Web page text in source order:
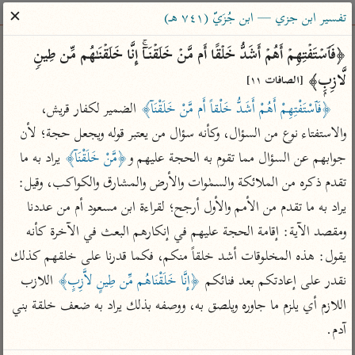
ساهم معنا في نشر القرآن والعلم الشرعي
الباحث القرآني
بحث تفسير علوم
Type 2 or more characters for results.
Type 1 or more
characters for results.
أمّهات
تفسير الطبري
تفسير ابن كثير
تفسير القرطبي
تفسير البغوي
عامّة
فتح البيان للقنوجي
فتح القدير للشوكاني
تفسير ابن جزي
معاصرة
الميسر
المختصر في
التفسير
تفسير السعدي
تفسير ابن جزي — ابن جُزَيّ (٧٤١ هـ)
✕
لَّازِبِۭ﴾ [الصافات ١١]
﴿فَٱسْتَفْتِهِمْ أَهُمْ أَشَدُّ خَلْقاً أَم مَّنْ خَلَقْنَآ﴾
جوابهم عن السؤال مما تقوم به الحجة عليهم و﴿مَّنْ خَلَقْنَآ﴾
نقدر على إعادتكم بعد فنائكم ﴿إِنَّا خَلَقْنَاهُم مِّن طِينٍ لاَّزِبٍ﴾
آدم.